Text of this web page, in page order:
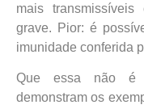
mais
grave. Pior: é
imunidade conferida
Que essa não é
demonstram os